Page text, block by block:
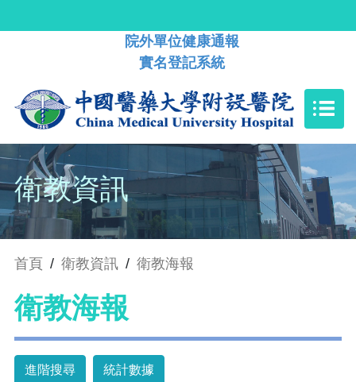
院外單位健康通報
實名登記系統
衛教資訊
首頁 / 衛教資訊 / 衛教海報
衛教海報
進階搜尋 統計數據